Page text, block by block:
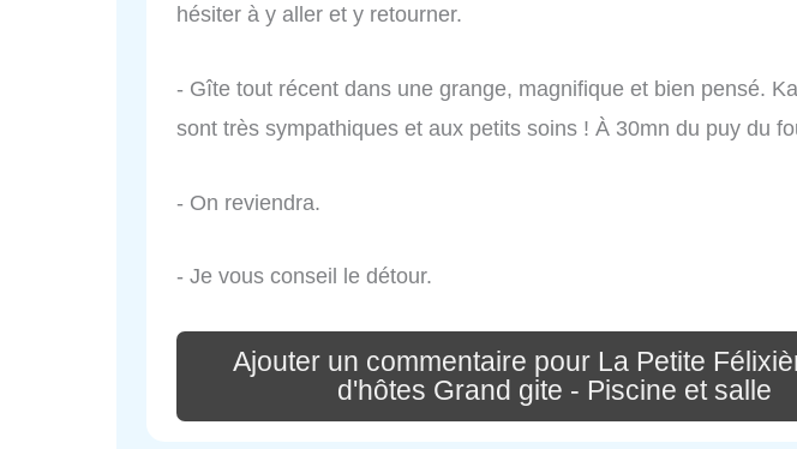
hésiter à y aller et y retourner.
- Gîte tout récent dans une grange, magnifique et bien pensé.
sont très sympathiques et aux petits soins ! À 30mn du puy du
- On reviendra.
- Je vous conseil le détour.
Ajouter un commentaire pour La Petite
d'hôtes Grand gite - Piscine et salle